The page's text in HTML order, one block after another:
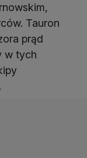
Tauron
prąd
w tych